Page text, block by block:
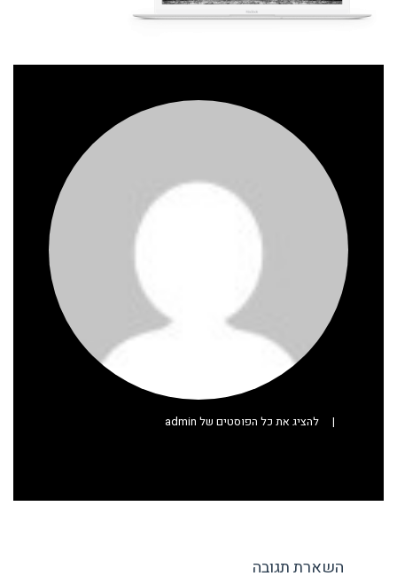
| להציג את כל הפוסטים של admin
השארת תגובה